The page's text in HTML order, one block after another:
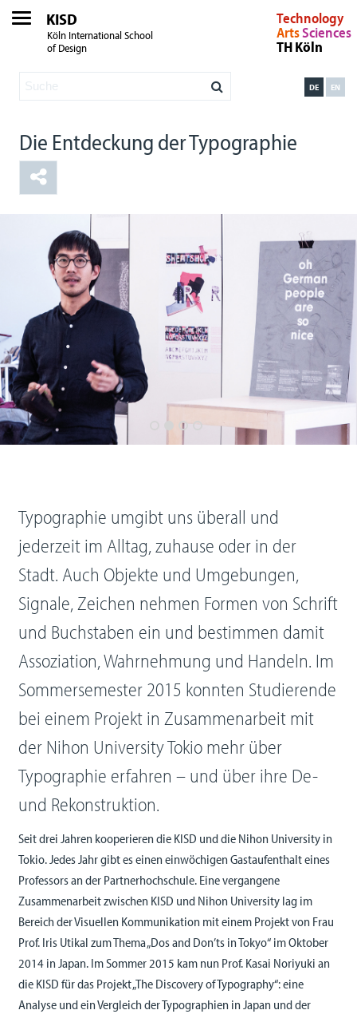
KISD
Köln International School
of Design
Technology
ArtsSciences
TH Köln
EN
DE
Die Entdeckung der Typographie
Typographie umgibt uns überall und
jederzeit im Alltag, zuhause oder in der
Stadt. Auch Objekte und Umgebungen,
Signale, Zeichen nehmen Formen von Schrift
und Buchstaben ein und bestimmen damit
Assoziation, Wahrnehmung und Handeln. Im
Sommersemester 2015 konnten Studierende
bei einem Projekt in Zusammenarbeit mit
der Nihon University Tokio mehr über
Typographie erfahren – und über ihre De-
und Rekonstruktion.
Seit drei Jahren kooperieren die KISD und die Nihon University in
Tokio. Jedes Jahr gibt es einen einwöchigen Gastaufenthalt eines
Professors an der Partnerhochschule. Eine vergangene
Zusammenarbeit zwischen KISD und Nihon University lag im
Bereich der Visuellen Kommunikation mit einem Projekt von Frau
Prof. Iris Utikal zum Thema „Dos and Don’ts in Tokyo“ im Oktober
2014 in Japan. Im Sommer 2015 kam nun Prof. Kasai Noriyuki an
die KISD für das Projekt „The Discovery of Typography“: eine
Analyse und ein Vergleich der Typographien in Japan und der